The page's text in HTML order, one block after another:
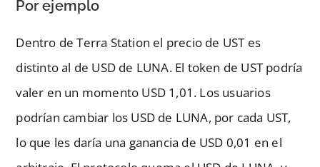
Por ejemplo
Dentro de Terra Station el precio de UST es
distinto al de USD de LUNA. El token de UST podría
valer en un momento USD 1,01. Los usuarios
podrían cambiar los USD de LUNA, por cada UST,
lo que les daría una ganancia de USD 0,01 en el